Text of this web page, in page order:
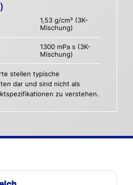
1,53 g/cm³ (3K-
Mischung)
1300 mPa s (3K-
Mischung)
stellen typische
dar und sind nicht als
zu verstehen.